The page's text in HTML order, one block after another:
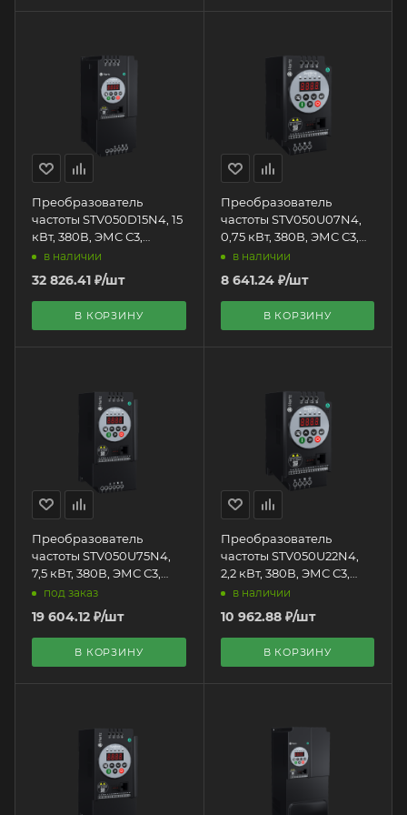
Преобразователь
частоты STV050D15N4, 15
кВт, 380В, ЭМС С3,
Systeme Electric + LED
панель оператора
в наличии
32 826.41 ₽/шт
В КОРЗИНУ
Преобразователь
частоты STV050U07N4,
0,75 кВт, 380В, ЭМС С3,
Systeme Electric + LED
панель оператора
в наличии
8 641.24₽/шт
В КОРЗИНУ
Преобразователь
частоты STV050U75N4,
7,5 кВт, 380В, ЭМС С3,
Systeme Electric + LED
панель оператора
под заказ
19 604.12 ₽/шт
В КОРЗИНУ
Преобразователь
частоты STV050U22N4,
2,2 кВт, 380В, ЭМС С3,
Systeme Electric + LED
панель оператора
в наличии
10 962.88₽/шт
В КОРЗИНУ